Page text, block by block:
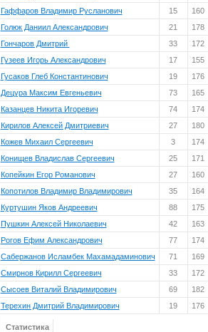
Гаффаров Владимир Русланович 15 160
Голюк Даниил Александрович 21 178
Гончаров Дмитрий 33 172
Гузеев Игорь Александрович 17 155
Гусаков Глеб Константинович 19 176
Децура Максим Евгеньевич 73 165
Казанцев Никита Игоревич 74 174
Кирилов Алексей Дмитриевич 27 180
Кожев Михаил Сергеевич 3 174
Конищев Владислав Сергеевич 25 171
Копейкин Егор Романович 27 160
Копотилов Владимир Владимирович 35 164
Куртушин Яков Андреевич 88 175
Пушкин Алексей Николаевич 42 163
Рогов Ефим Александрович 77 174
Сабержанов Исламбек Махамадаминович 71 169
Смирнов Кирилл Сергеевич 33 172
Сысоев Виталий Владимирович 69 182
Терехин Дмитрий Владимирович 19 176
Статистика